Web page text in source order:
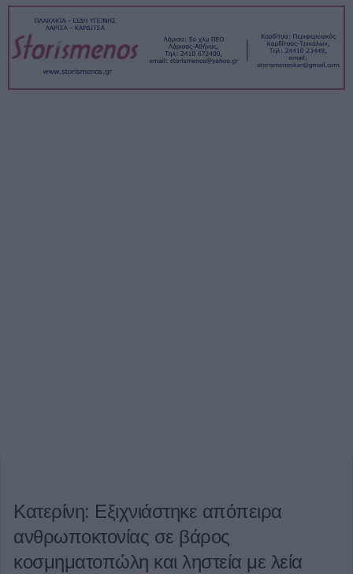
Κατερίνη: Εξιχνιάστηκε απόπειρα
ανθρωποκτονίας σε βάρος
κοσμηματοπώλη και ληστεία με λεία